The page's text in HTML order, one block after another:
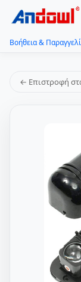
Βοήθεια &
← Επιστροφή